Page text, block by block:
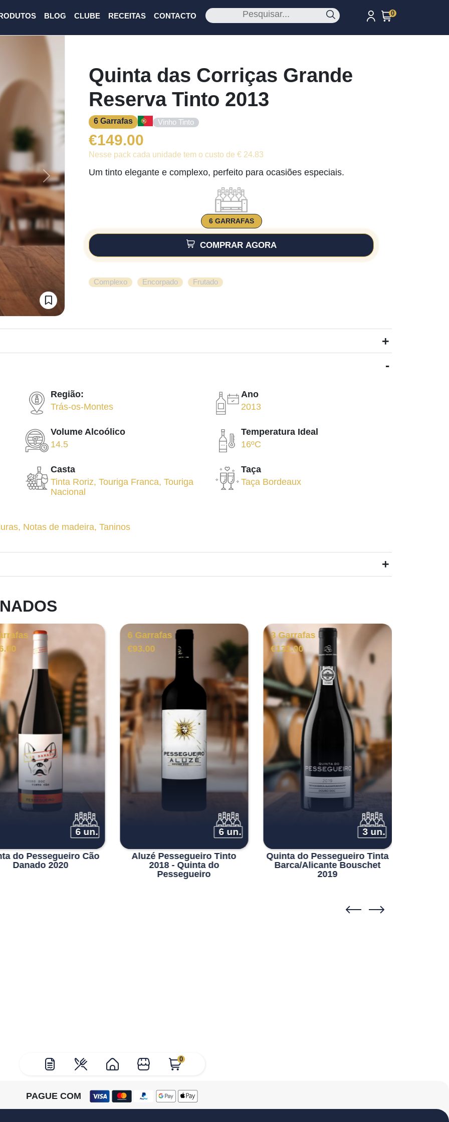
BLOG CLUBE RECEITAS CONTACTO 0
0
Next
Quinta das Corriças Grande
Reserva Tinto 2013
6 Garrafas Vinho Tinto
€149.00
Nesse pack cada unidade tem o custo de € 24.83
Um tinto elegante e complexo, perfeito para ocasiões especiais.
6 GARRAFAS
COMPRAR AGORA
Complexo Encorpado Frutado
+
-
Região:
Trás-os-Montes
Ano
2013
Volume Alcoólico
14.5
Temperatura Ideal
16ºC
Casta
Tinta Roriz, Touriga Franca, Touriga
Nacional
Taça
Taça Bordeaux
, Notas de madeira, Taninos
+
6 un.
do Pessegueiro Cão
Danado 2020
6 Garrafas
€93.00
6 un.
Aluzé Pessegueiro Tinto
2018 - Quinta do
Pessegueiro
3 Garrafas
€131.00
3 un.
Quinta do Pessegueiro Tinta
Barca/Alicante Bouschet
2019
PAGUE COM